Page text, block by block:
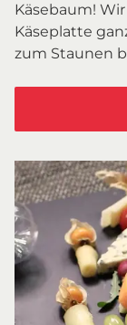
Käsebaum!
Käseplatte
zum Staunen